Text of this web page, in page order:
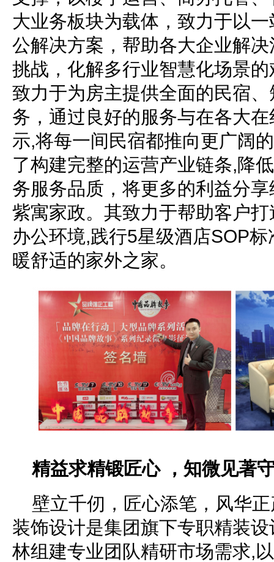
大业务板块为载体，致力于以
公解决方案，帮助各大企业解
挑战，化解多行业智慧化场景
致力于为房主提供全面的民宿
务，通过良好的服务与在各大
示,将每一间民宿都推向更广阔
了构建完整的运营产业链条,降
务服务品质，将更多的利益分
紫寓家政。其致力于帮助客户
办公环境,践行5星级酒店SOP
暖舒适的家外之家。
精益求精锻匠心 ，知微见著
壁立千仞，匠心添笔，风华
装饰设计是集团旗下专职精装
林组建专业团队精研市场需求,